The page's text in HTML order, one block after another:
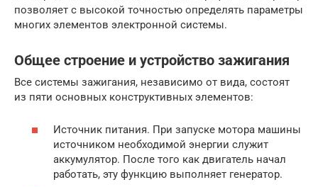
позволяет с высокой точностью определять параметры
многих элементов электронной системы.
Общее строение и устройство зажигания
Все системы зажигания, независимо от вида, состоят
из пяти основных конструктивных элементов:
Источник питания. При запуске мотора машины
источником необходимой энергии служит
аккумулятор. После того как двигатель начал
работать, эту функцию выполняет генератор.